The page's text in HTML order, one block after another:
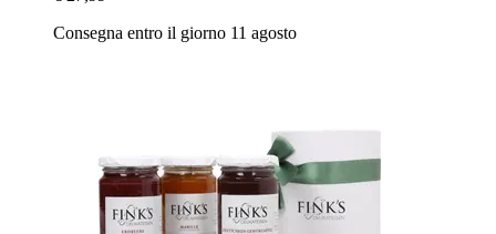
Consegna entro il giorno 11 agosto